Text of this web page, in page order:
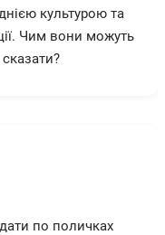
культурою та
Чим вони можуть
по поличках